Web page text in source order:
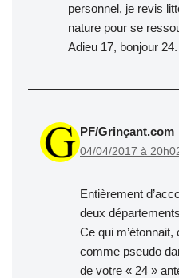
personnel, je revis
nature pour se
Adieu 17, bonjour 24.
PF/Grinçant.com
04/04/2017 à
Entièrement
deux
Ce qui
comme pseudo
de votre « 24 »